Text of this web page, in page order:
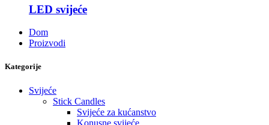
LED svijeće
Dom
Proizvodi
Kategorije
Svijeće
Stick Candles
Svijeće za kućanstvo
Konusne svijeće